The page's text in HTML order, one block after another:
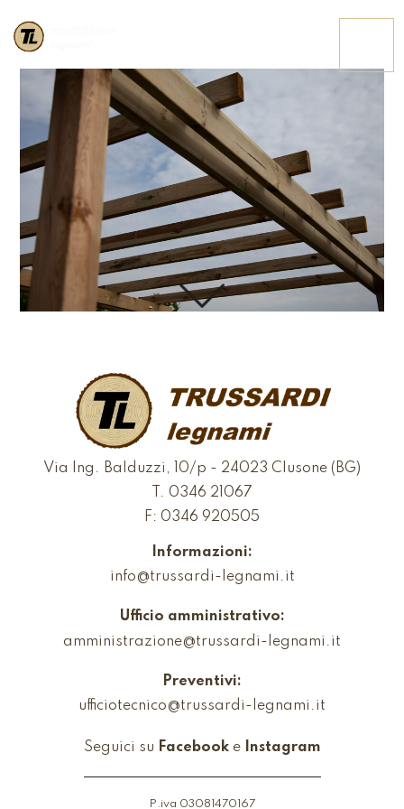
Via Ing. Balduzzi, 10/p - 24023 Clusone (BG)
T. 0346 21067
F: 0346 920505
Informazioni:
info@trussardi-legnami.it
Ufficio amministrativo:
amministrazione@trussardi-legnami.it
Preventivi:
ufficiotecnico@trussardi-legnami.it
Seguici su Facebooke Instagram
P.iva 03081470167